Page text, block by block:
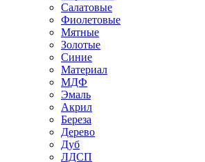
Салатовые
Фиолетовые
Мятные
Золотые
Синие
Материал
МДФ
Эмаль
Акрил
Береза
Дерево
Дуб
ЛДСП